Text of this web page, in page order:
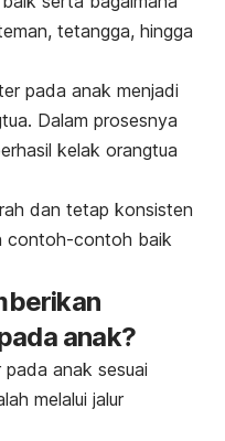
tetangga, hingga
pada anak menjadi
Dalam prosesnya
kelak orangtua
dan tetap konsisten
contoh-contoh baik
anak?
anak sesuai
melalui jalur